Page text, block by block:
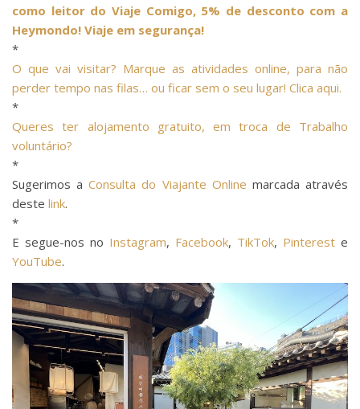
como leitor do Viaje Comigo, 5% de desconto com a
Heymondo! Viaje em segurança!
*
O que vai visitar? Marque as atividades online, para não
perder tempo nas filas… ou ficar sem o seu lugar! Clica aqui.
*
Queres ter alojamento gratuito, em troca de Trabalho
voluntário?
*
Sugerimos aConsulta do Viajante Online marcada através
deste link.
*
E segue-nos no Instagram, Facebook, TikTok, Pinterest e
YouTube.